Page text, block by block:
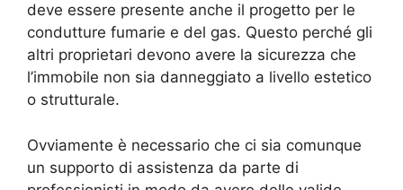
deve essere presente anche il progetto per le
condutture fumarie e del gas. Questo perché gli
altri proprietari devono avere la sicurezza che
l’immobile non sia danneggiato a livello estetico
o strutturale.
Ovviamente è necessario che ci sia comunque
un supporto di assistenza da parte di